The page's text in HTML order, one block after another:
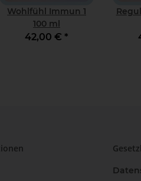
Wohlfühl Immun 1
100 ml
42,00 € *